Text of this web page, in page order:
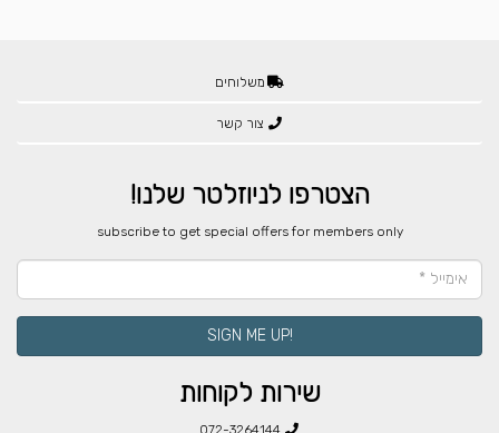
משלוחים
צור קשר
הצטרפו לניוזלטר שלנו!
​subscribe to get special offers for members only
!SIGN ME UP
שירות לקוחות
072-3264144